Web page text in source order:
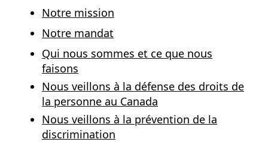
Notre mission
Notre mandat
Qui nous sommes et ce que nous
faisons
Nous veillons à la défense des droits de
la personne au Canada
Nous veillons à la prévention de la
discrimination